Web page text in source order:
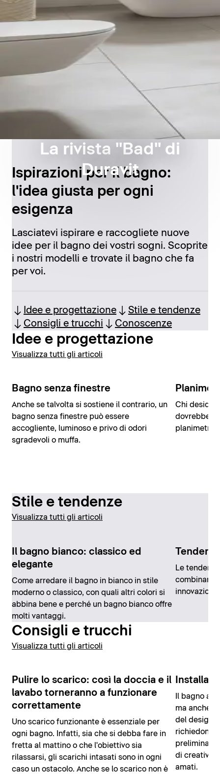
La rivista "Bad" di
Duravit
Ispirazioni per il bagno:
l'idea giusta per ogni
esigenza
Lasciatevi ispirare e raccogliete nuove
idee per il bagno dei vostri sogni. Scoprite
i nostri modelli e trovate il bagno che fa
per voi.
Idee e progettazione
Stile e tendenze
Consigli e trucchi
Conoscenze
Idee e progettazione
Visualizza tutti gli articoli
Bagno senza finestre
Anche se talvolta si sostiene il contrario, un
bagno senza finestre può essere
accogliente, luminoso e privo di odori
sgradevoli o muffa.
Chi
dovrebbe
planimetria
Stile e tendenze
Visualizza tutti gli articoli
Il bagno bianco: classico ed
elegante
Come arredare il bagno in bianco in stile
moderno o classico, con quali altri colori si
abbina bene e perché un bagno bianco offre
molti vantaggi.
Le
combinano
innovazioni
Consigli e trucchi
Visualizza tutti gli articoli
Pulire lo scarico: così la doccia e il
lavabo torneranno a funzionare
correttamente
Uno scarico funzionante è essenziale per
ogni bagno. Infatti, sia che si debba fare in
fretta al mattino o che l'obiettivo sia
rilassarsi, gli scarichi intasati sono in ogni
caso un ostacolo. Anche se lo scarico non è
Il bagno a
ma anche
del design!
richiedono
preliminare
di creatività
amati.